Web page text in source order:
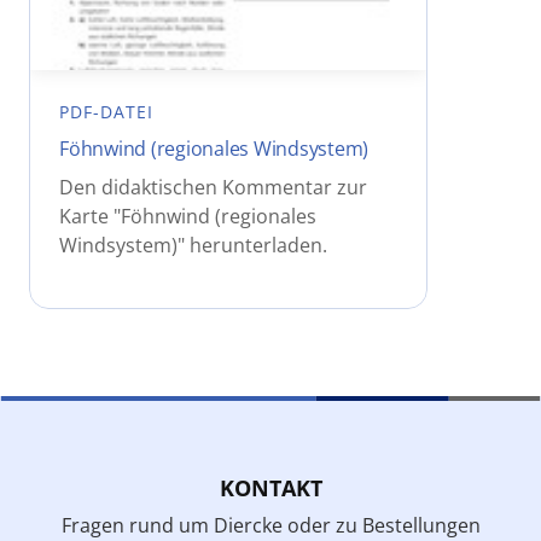
PDF-DATEI
Föhnwind (regionales Windsystem)
Den didaktischen Kommentar zur
Karte "Föhnwind (regionales
Windsystem)" herunterladen.
KONTAKT
Fragen rund um Diercke oder zu Bestellungen